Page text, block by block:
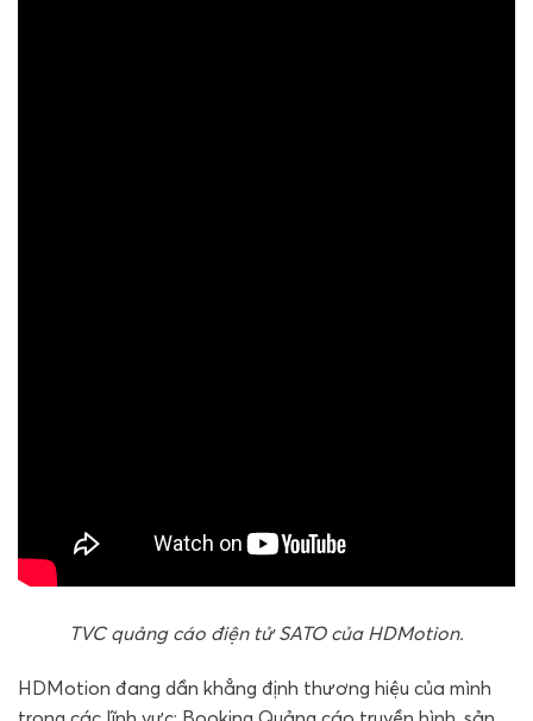
TVC quảng cáo điện tử SATO của HDMotion.
HDMotion đang dần khẳng định thương hiệu của mình